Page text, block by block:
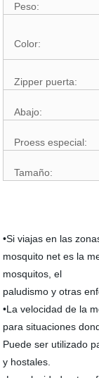
Peso:
Color:
Zipper puerta:
Abajo:
Proess especial:
Tamaño:
•Si viajas en las
mosquito net es la
mosquitos, el
paludismo y otras
•La velocidad de la
para situaciones
Puede ser utilizado
y hostales.